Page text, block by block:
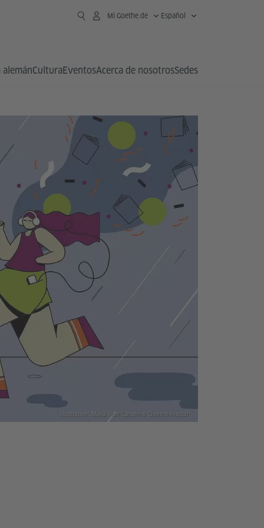
Mi Goethe.de Español
CulturaEventosAcerca de nosotrosSedes
Illustration: Maria Tran Larsen © Goethe-Institut